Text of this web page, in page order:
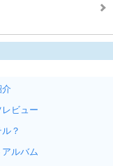
介
ビュー
？
アルバム